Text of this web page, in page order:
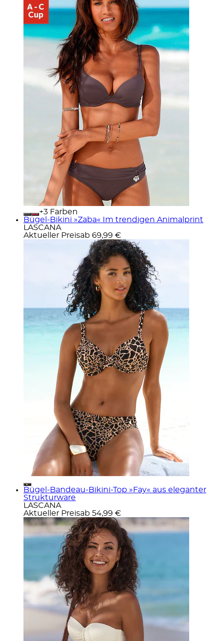
+
Farben
Bügel-Bikini »Zaba« Im trendigen Animalprint
LASCANA
Aktueller Preisab 69,99 €
Bügel-Bandeau-Bikini-Top »Fay« aus eleganter
Strukturware
LASCANA
Aktueller Preisab 54,99 €